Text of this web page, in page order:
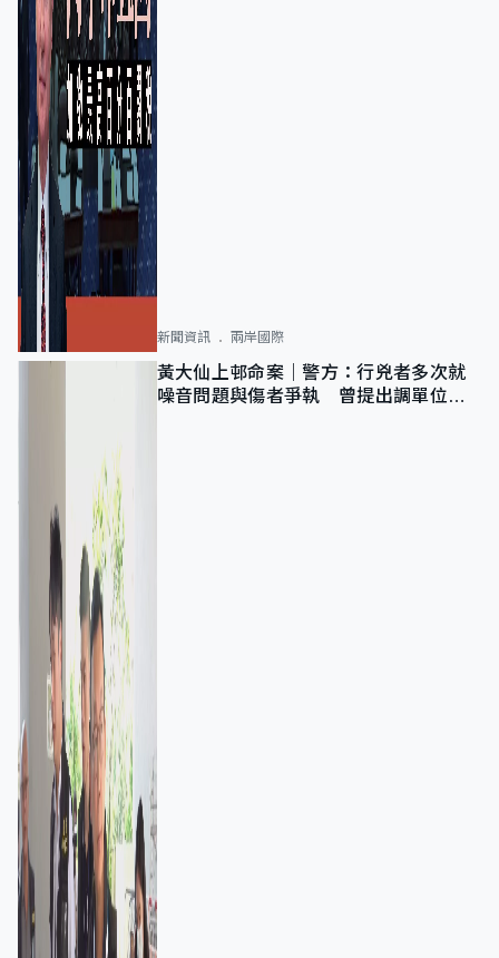
新聞資訊 兩岸國際
黃大仙上邨命案｜警方：行兇者多次就
噪音問題與傷者爭執 曾提出調單位已